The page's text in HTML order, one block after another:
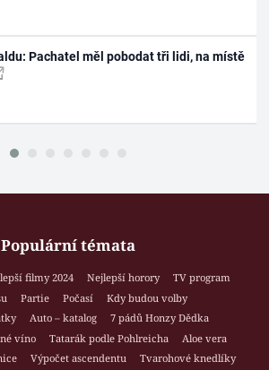
Pachatel měl pobodat tři lidi, na místě
Populární témata
filmy 2024 Nejlepší horory
TV program
Partie Počasí
Kdy budou volby
Auto – katalog
7 pádů Honzy Dědka
víno Tatarák podle Pohlreicha
Aloe vera
Výpočet ascendentu
Tvarohové knedlíky